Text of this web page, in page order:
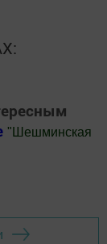
" Шешминская